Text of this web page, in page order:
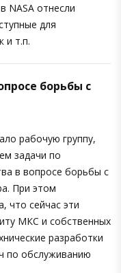
NASA отнесли
для
и т.п.
борьбы с
рабочую группу,
задачи по
в вопросе борьбы с
При этом
что сейчас эти
МКС и собственных
разработки
по обслуживанию